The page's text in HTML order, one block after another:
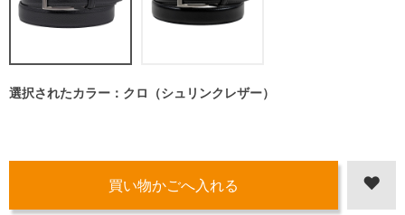
選択されたカラー：クロ（シュリンクレザー）